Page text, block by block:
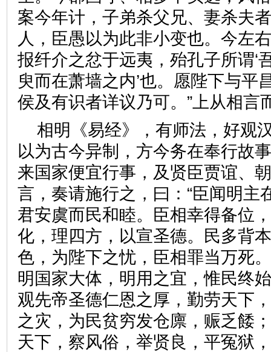
案今年计，子弟杀父兄、妻杀夫
人，臣愚以为此非小变也。今左
报纤介之忿于远夷，殆孔子所谓‘
臾而在萧墙之内’也。愿陛下与平
侯及有识者详议乃可。”上从
相明《易经》，有师法，好观
以为古今异制，方今务在奉行故
来国家便宜行事，及贤臣贾谊、
言，奏请施行之，曰：“臣闻明主
君安虞而民和睦。臣相幸得备位
化，理四方，以宣圣德。民多背
色，为陛下之忧，臣相罪当万死
明国家大体，明用之宜，惟民终
观先帝圣德仁恩之厚，勤劳天下
之灾，为民贫穷发仓廪，赈乏餧
天下，察风俗，举贤良，平冤狱